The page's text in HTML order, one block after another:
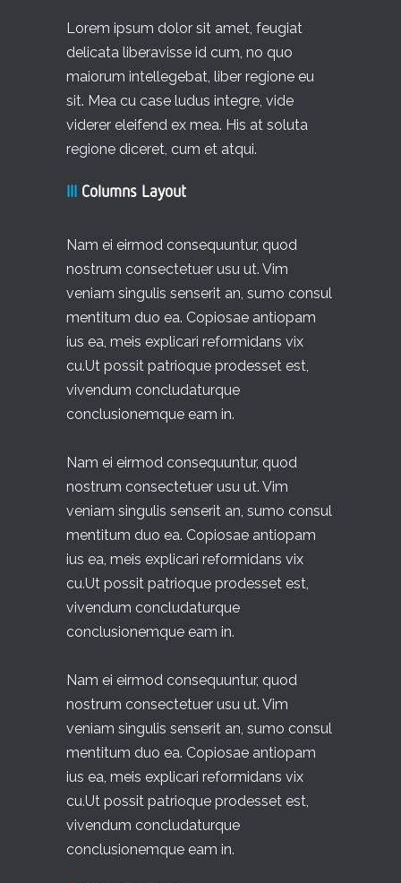
Lorem ipsum dolor sit amet, feugiat
delicata liberavisse id cum, no quo
maiorum intellegebat, liber regione eu
sit. Mea cu case ludus integre, vide
viderer eleifend ex mea. His at soluta
regione diceret, cum et atqui.
III Columns Layout
Nam ei eirmod consequuntur, quod
nostrum consectetuer usu ut. Vim
veniam singulis senserit an, sumo consul
mentitum duo ea. Copiosae antiopam
ius ea, meis explicari reformidans vix
cu.Ut possit patrioque prodesset est,
vivendum concludaturque
conclusionemque eam in.
Nam ei eirmod consequuntur, quod
nostrum consectetuer usu ut. Vim
veniam singulis senserit an, sumo consul
mentitum duo ea. Copiosae antiopam
ius ea, meis explicari reformidans vix
cu.Ut possit patrioque prodesset est,
vivendum concludaturque
conclusionemque eam in.
Nam ei eirmod consequuntur, quod
nostrum consectetuer usu ut. Vim
veniam singulis senserit an, sumo consul
mentitum duo ea. Copiosae antiopam
ius ea, meis explicari reformidans vix
cu.Ut possit patrioque prodesset est,
vivendum concludaturque
conclusionemque eam in.